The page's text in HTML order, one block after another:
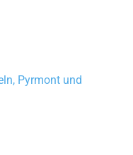
Pyrmont und